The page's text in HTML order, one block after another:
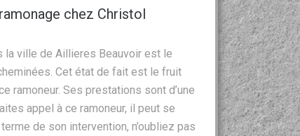
chez Christol
la ville de Aillieres Beauvoir est le
Cet état de fait est le fruit
ramoneur. Ses prestations sont d’une
appel à ce ramoneur, il peut se
de son intervention, n’oubliez pas